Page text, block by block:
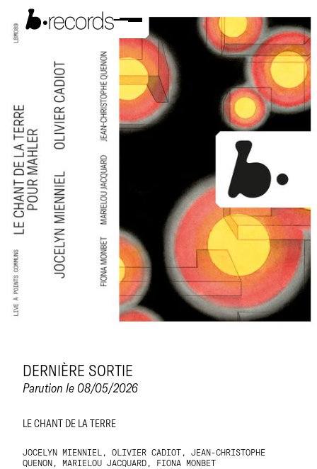
Le souffle du live
DERNIÈRE SORTIE
Parution le 08/05/2026
LE CHANT DE LA TERRE
JOCELYN MIENNIEL, OLIVIER CADIOT, JEAN-CHRISTOPHE
QUENON, MARIELOU JACQUARD, FIONA MONBET